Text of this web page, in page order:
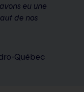
eu une
de nos
Québec